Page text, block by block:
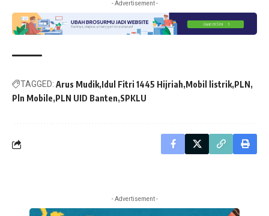
- Advertisement -
TAGGED: Arus Mudik Idul Fitri 1445 Hijriah Mobil listrik PLN
Pln Mobile PLN UID Banten SPKLU
- Advertisement -